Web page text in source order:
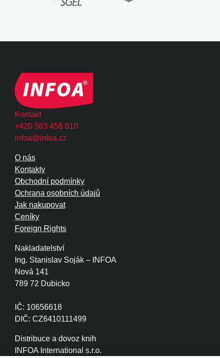
Kontakt
+420 583 456 810
infoa@infoa.cz
Nakladatelství
Ing. Stanislav Soják – INFOA
Nová 141
789 72 Dubicko
IČ: 10656618
DIČ: CZ6410111499
Distribuce a dovoz knih
INFOA International s.r.o.
O nás
Kontakty
Obchodní podmínky
Ochrana osobních údajů
Jak nakupovat
Ceníky
Foreign Rights